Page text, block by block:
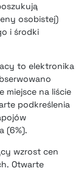
osobistej)
i środki
to elektronika
miejsce na liście
podkreślenia
(6%).
wzrost cen
Otwarte